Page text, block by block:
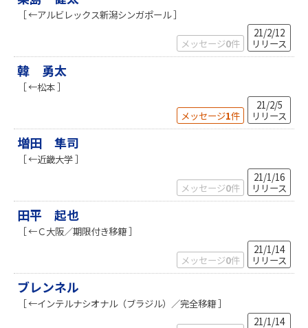
［ ←アルビレックス新潟シンガポール ］
メッセージ0件
21/2/12
リリース
韓 勇太
［ ←松本 ］
メッセージ1件
21/2/5
リリース
増田 隼司
［ ←近畿大学 ］
メッセージ0件
21/1/16
リリース
田平 起也
［ ←Ｃ大阪／期限付き移籍 ］
メッセージ0件
21/1/14
リリース
ブレンネル
［ ←インテルナシオナル（ブラジル）／完全移籍 ］
21/1/14